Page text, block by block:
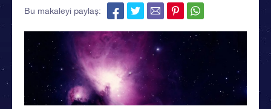
Bu makaleyi paylaş: